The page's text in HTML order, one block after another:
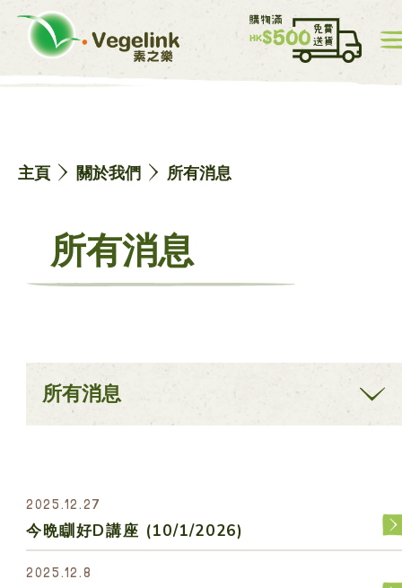
愛心飯盒
主頁 關於我們 所有消息
所有消息
所有消息
2025.12.27
今晩瞓好D講座 (10/1/2026)
2025.12.8